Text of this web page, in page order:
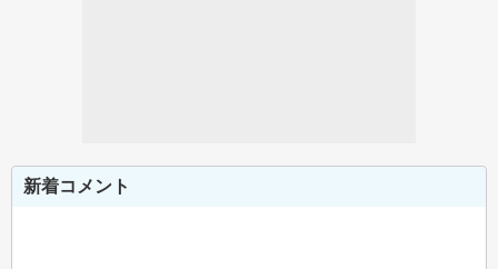
新着コメント